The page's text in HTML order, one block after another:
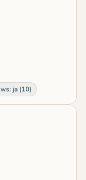
ja (10)